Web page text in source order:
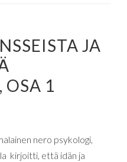
JA
OSA 1
nero psykologi,
kirjoitti, että idän ja